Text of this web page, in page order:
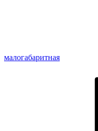
малогабаритная